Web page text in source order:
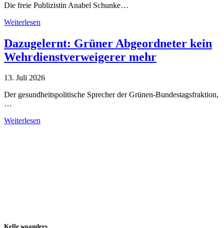
Die freie Publizistin Anabel Schunke…
Weiterlesen
Dazugelernt: Grüner Abgeordneter kein
Wehrdienstverweigerer mehr
13. Juli 2026
Der gesundheitspolitische Sprecher der Grünen-Bundestagsfraktion,
…
Weiterlesen
Kelle woanders